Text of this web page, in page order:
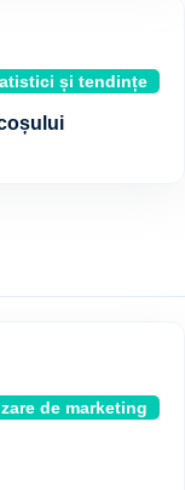
și tendințe
de marketing